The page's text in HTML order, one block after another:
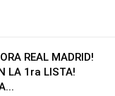
REAL MADRID!
LA 1ra LISTA!